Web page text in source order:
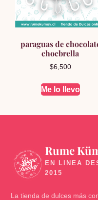
paraguas de
chocbrella
$6,500
Me lo llevo
🍬
Rume
La tienda de dulces más